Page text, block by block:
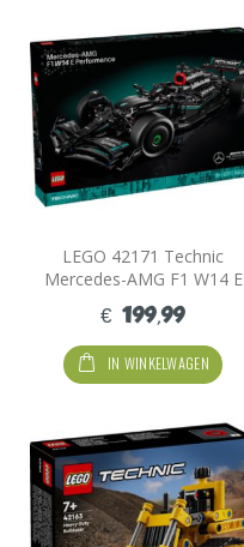
LEGO 42171 Technic
Mercedes-AMG F1 W14 E
Performance
€ 199,99
IN WINKELWAGEN